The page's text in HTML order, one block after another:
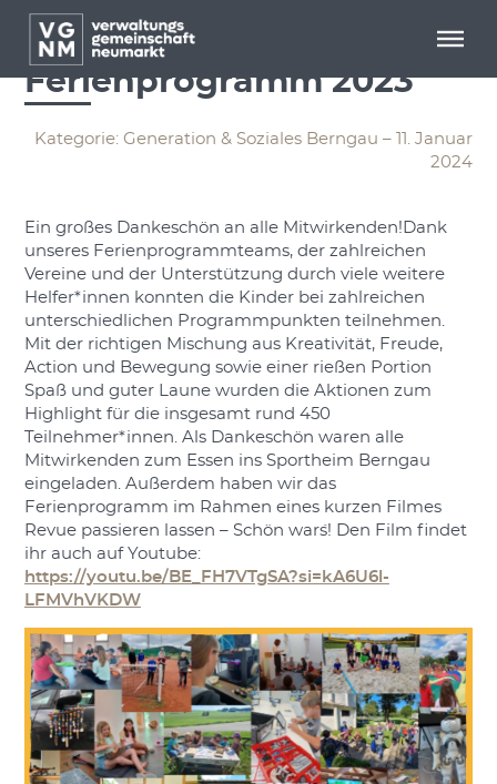
Menü überspringen
Menü überspringen
Rückblick
Ferienprogramm 2023
Kategorie: Generation & Soziales Berngau – 11. Januar
2024
Ein großes Dankeschön an alle Mitwirkenden!Dank
unseres Ferienprogrammteams, der zahlreichen
Vereine und der Unterstützung durch viele weitere
Helfer*innen konnten die Kinder bei zahlreichen
unterschiedlichen Programmpunkten teilnehmen.
Mit der richtigen Mischung aus Kreativität, Freude,
Action und Bewegung sowie einer rießen Portion
Spaß und guter Laune wurden die Aktionen zum
Highlight für die insgesamt rund 450
Teilnehmer*innen. Als Dankeschön waren alle
Mitwirkenden zum Essen ins Sportheim Berngau
eingeladen. Außerdem haben wir das
Ferienprogramm im Rahmen eines kurzen Filmes
Revue passieren lassen – Schön war´s! Den Film findet
ihr auch auf Youtube:
https://youtu.be/BE_FH7VTgSA?si=kA6U6l-
LFMVhVKDW